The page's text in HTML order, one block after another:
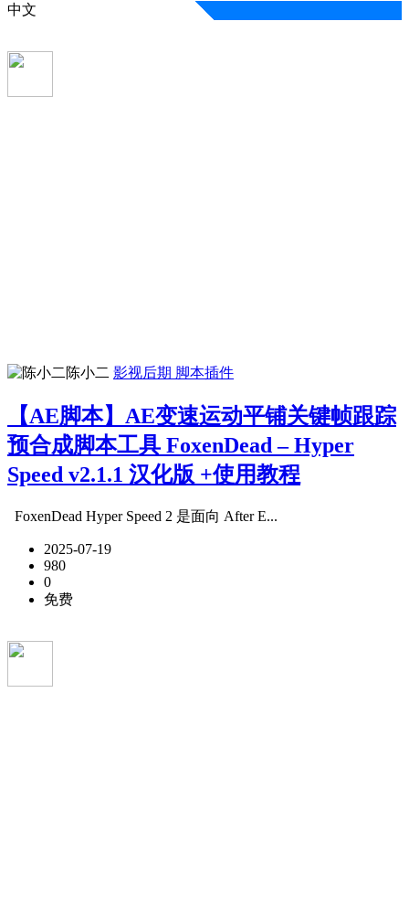
中文
陈小二 影视后期 脚本插件
【AE脚本】AE变速运动平铺关键帧跟踪
预合成脚本工具 FoxenDead – Hyper
Speed v2.1.1 汉化版 +使用教程
FoxenDead Hyper Speed 2 是面向 After E...
2025-07-19
980
0
免费